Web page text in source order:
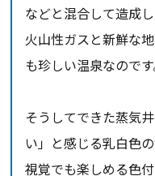
などと混合して造成し
火山性ガスと新鮮な
も珍しい温泉なのです
そうしてできた蒸気
い」と感じる乳白色の
視覚でも楽しめる色